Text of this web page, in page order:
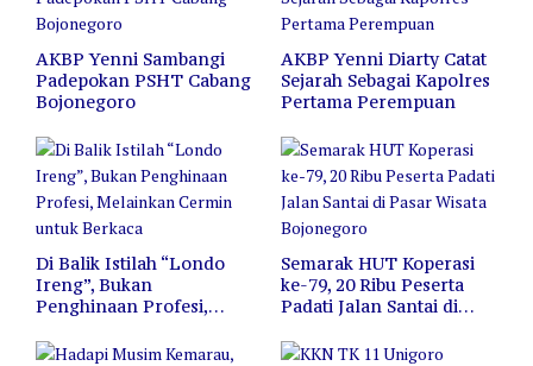
AKBP Yenni Sambangi
Padepokan PSHT Cabang
Bojonegoro
AKBP Yenni Diarty Catat
Sejarah Sebagai Kapolres
Pertama Perempuan
Di Balik Istilah “Londo
Ireng”, Bukan
Penghinaan Profesi,
Berkaca
Semarak HUT Koperasi
ke-79, 20 Ribu Peserta
Padati Jalan Santai di